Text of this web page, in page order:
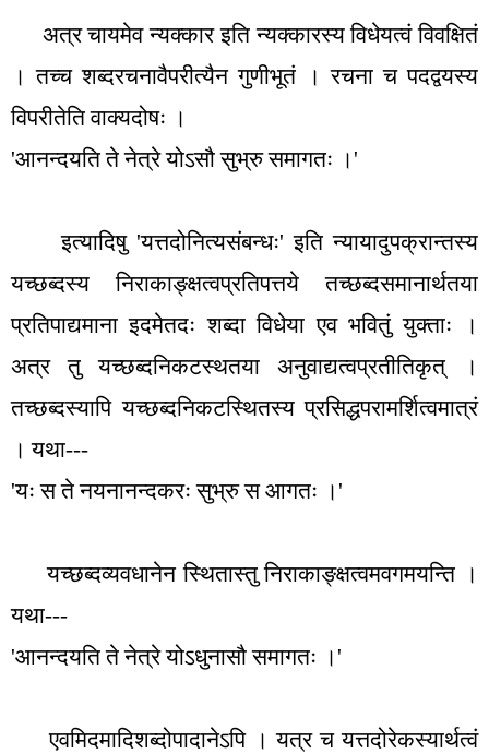
अत्र चायमेव न्यक्कार इति न्यक्कारस्य विधेयत्वं विवक्षितं
। तच्च शब्दरचनावैपरीत्यैन गुणीभूतं । रचना च पदद्वयस्य
विपरीतेति वाक्यदोषः ।
'आनन्दयति ते नेत्रे योऽसौ सुभ्रु समागतः । '
इत्यादिषु 'यत्तदोनित्यसंबन्धः'इति न्यायादुपक्रान्तस्य
यच्छब्दस्य निराकाङ्क्षत्वप्रतिपत्तये तच्छब्दसमानार्थतया
प्रतिपाद्यमाना इदमेतदः शब्दा विधेया एव भवितुं युक्ताः ।
अत्र तु यच्छब्दनिकटस्थतया अनुवाद्यत्वप्रतीतिकृत् ।
तच्छब्दस्यापि यच्छब्दनिकटस्थितस्य प्रसिद्धपरामर्शित्वमात्रं
। यथा---
'यः स ते नयनानन्दकरः सुभ्रु स आगतः । '
यच्छब्दव्यवधानेन स्थितास्तु निराकाङ्क्षत्वमवगमयन्ति ।
यथा---
'आनन्दयति ते नेत्रे योऽधुनासौ समागतः । '
एवमिदमादिशब्दोपादानेऽपि । यत्र च यत्तदोरेकस्यार्थत्वं